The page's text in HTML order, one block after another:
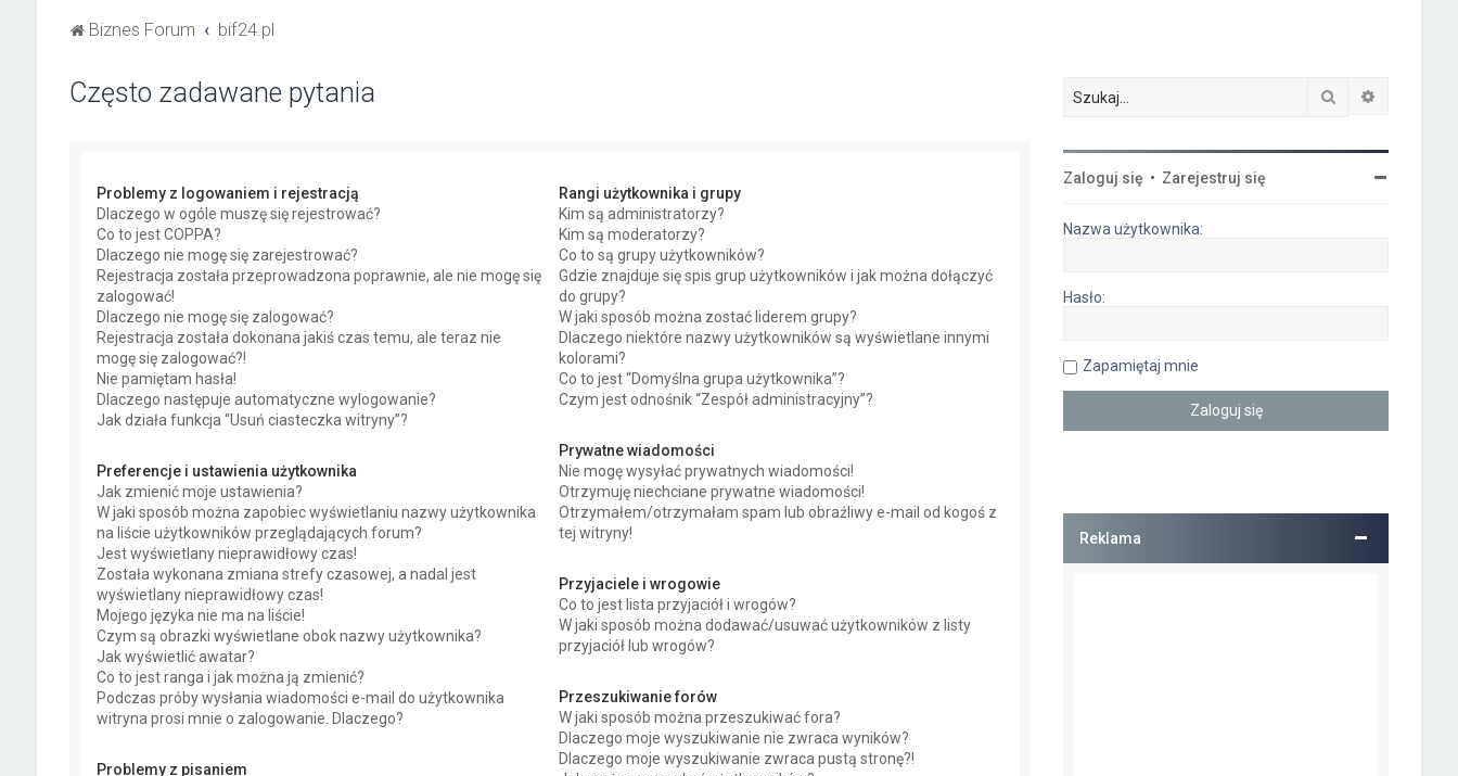
Biznes Forum bif24.pl
Często zadawane pytania
Problemy z logowaniem i rejestracją
Dlaczego w ogóle muszę się rejestrować?
Co to jest COPPA?
Dlaczego nie mogę się zarejestrować?
Rejestracja została przeprowadzona poprawnie, ale nie mogę się
zalogować!
Dlaczego nie mogę się zalogować?
Rejestracja została dokonana jakiś czas temu, ale teraz nie
mogę się zalogować?!
Nie pamiętam hasła!
Dlaczego następuje automatyczne wylogowanie?
Jak działa funkcja “Usuń ciasteczka witryny”?
Preferencje i ustawienia użytkownika
Jak zmienić moje ustawienia?
W jaki sposób można zapobiec wyświetlaniu nazwy użytkownika
na liście użytkowników przeglądających forum?
Jest wyświetlany nieprawidłowy czas!
Została wykonana zmiana strefy czasowej, a nadal jest
wyświetlany nieprawidłowy czas!
Mojego języka nie ma na liście!
Czym są obrazki wyświetlane obok nazwy użytkownika?
Jak wyświetlić awatar?
Co to jest ranga i jak można ją zmienić?
Podczas próby wysłania wiadomości e-mail do użytkownika
witryna prosi mnie o zalogowanie. Dlaczego?
Problemy z pisaniem
Rangi użytkownika i grupy
Kim są administratorzy?
Kim są moderatorzy?
Co to są grupy użytkowników?
Gdzie znajduje się spis grup użytkowników i jak można dołączyć
do grupy?
W jaki sposób można zostać liderem grupy?
Dlaczego niektóre nazwy użytkowników są wyświetlane innymi
kolorami?
Co to jest “Domyślna grupa użytkownika”?
Czym jest odnośnik “Zespół administracyjny”?
Prywatne wiadomości
Nie mogę wysyłać prywatnych wiadomości!
Otrzymuję niechciane prywatne wiadomości!
Otrzymałem/otrzymałam spam lub obraźliwy e-mail od kogoś z
tej witryny!
Przyjaciele i wrogowie
Co to jest lista przyjaciół i wrogów?
W jaki sposób można dodawać/usuwać użytkowników z listy
przyjaciół lub wrogów?
Przeszukiwanie forów
W jaki sposób można przeszukiwać fora?
Dlaczego moje wyszukiwanie nie zwraca wyników?
Dlaczego moje wyszukiwanie zwraca pustą stronę?!
Szukaj
Zaloguj się • Zarejestruj się
Nazwa użytkownika:
Hasło:
Zapamiętaj mnie
Reklama